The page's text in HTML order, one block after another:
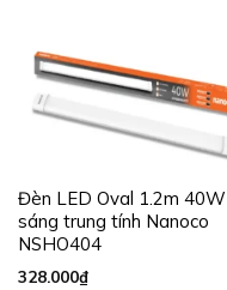
Đèn LED Oval 1.2m 40W
sáng trung tính Nanoco
NSHO404
328.000₫